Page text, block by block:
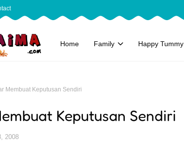
Home Family Happy Tummy
Membuat Keputusan Sendiri
Keputusan Sendiri
2008